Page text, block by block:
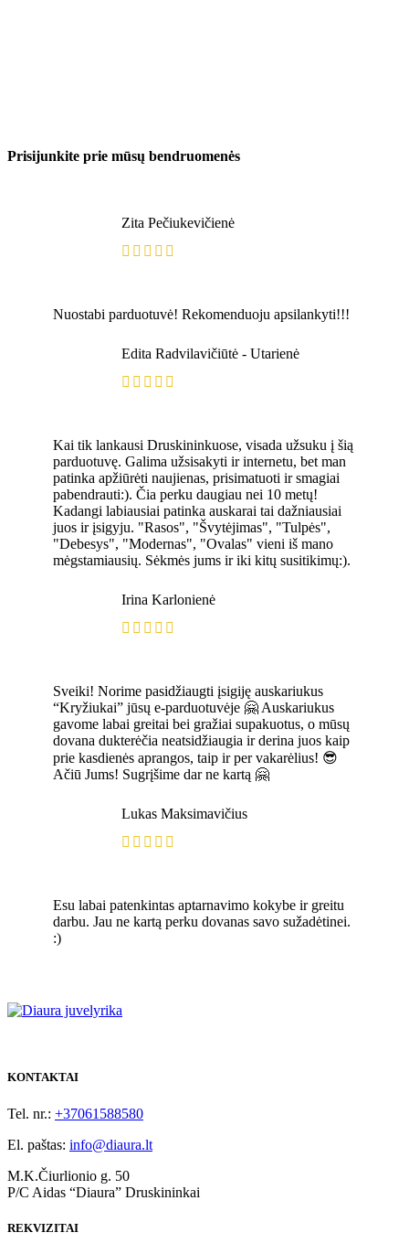
Prisijunkite prie mūsų bendruomenės
Zita Pečiukevičienė
Nuostabi parduotuvė! Rekomenduoju apsilankyti!!!
Edita Radvilavičiūtė - Utarienė
Kai tik lankausi Druskininkuose, visada užsuku į šią
parduotuvę. Galima užsisakyti ir internetu, bet man
patinka apžiūrėti naujienas, prisimatuoti ir smagiai
pabendrauti:). Čia perku daugiau nei 10 metų!
Kadangi labiausiai patinka auskarai tai dažniausiai
juos ir įsigyju. "Rasos", "Švytėjimas", "Tulpės",
"Debesys", "Modernas", "Ovalas" vieni iš mano
mėgstamiausių. Sėkmės jums ir iki kitų susitikimų:).
Irina Karlonienė
Sveiki! Norime pasidžiaugti įsigiję auskariukus
“Kryžiukai” jūsų e-parduotuvėje 🤗 Auskariukus
gavome labai greitai bei gražiai supakuotus, o mūsų
dovana dukterėčia neatsidžiaugia ir derina juos kaip
prie kasdienės aprangos, taip ir per vakarėlius! 😎
Ačiū Jums! Sugrįšime dar ne kartą 🤗
Lukas Maksimavičius
Esu labai patenkintas aptarnavimo kokybe ir greitu
darbu. Jau ne kartą perku dovanas savo sužadėtinei.
:)
KONTAKTAI
Tel. nr.: +37061588580
El. paštas: info@diaura.lt
M.K.Čiurlionio g. 50
P/C Aidas “Diaura” Druskininkai
REKVIZITAI